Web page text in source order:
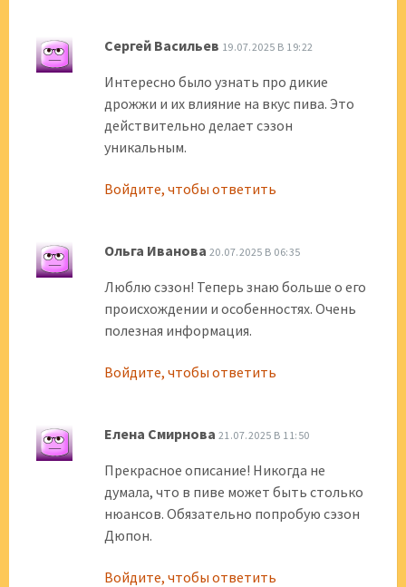
Сергей Васильев 19.07.2025 В 19:22
Интересно было узнать про дикие
дрожжи и их влияние на вкус пива. Это
действительно делает сэзон
уникальным.
Войдите, чтобы ответить
Ольга Иванова 20.07.2025 В 06:35
Люблю сэзон! Теперь знаю больше о его
происхождении и особенностях. Очень
полезная информация.
Войдите, чтобы ответить
Елена Смирнова 21.07.2025 В 11:50
Прекрасное описание! Никогда не
думала, что в пиве может быть столько
нюансов. Обязательно попробую сэзон
Дюпон.
Войдите, чтобы ответить